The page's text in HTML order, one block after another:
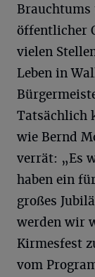
öffentlicher
vielen
Leben in
Tatsächlich
wie Bernd
verrät: „Es
haben ein
großes
werden wir
Kirmesfest
vom